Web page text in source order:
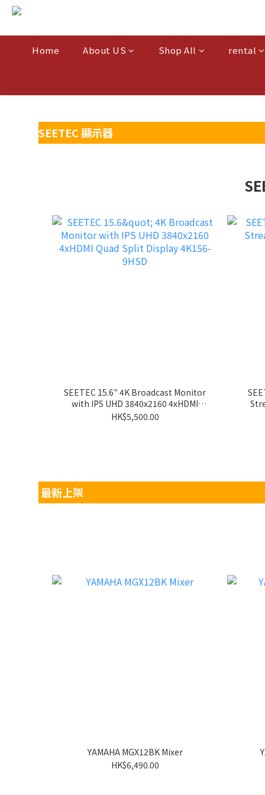
Home About US Shop All rental
SEETEC 顯示器
SEETEC 15.6" 4K Broadcast Monitor
with IPS UHD 3840x2160 4xHDMI
Quad Split Display 4K156-9HSD
HK$5,500.00
最新上架
YAMAHA MGX12BK Mixer
HK$6,490.00